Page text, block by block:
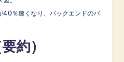
40％速くなり、バックエンドのバ
約）